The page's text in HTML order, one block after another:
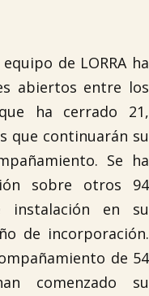
de LORRA ha
abiertos entre los
ha cerrado 21,
que continuarán su
Se ha
sobre otros 94
instalación en su
de incorporación.
de 54
comenzado su